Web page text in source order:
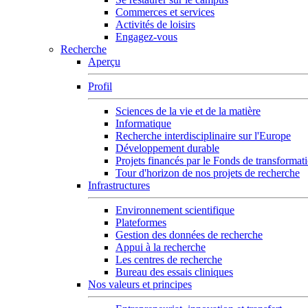
Commerces et services
Activités de loisirs
Engagez-vous
Recherche
Aperçu
Profil
Sciences de la vie et de la matière
Informatique
Recherche interdisciplinaire sur l'Europe
Développement durable
Projets financés par le Fonds de
Tour d'horizon de nos projets de recherche
Infrastructures
Environnement scientifique
Plateformes
Gestion des données de recherche
Appui à la recherche
Les centres de recherche
Bureau des essais cliniques
Nos valeurs et principes